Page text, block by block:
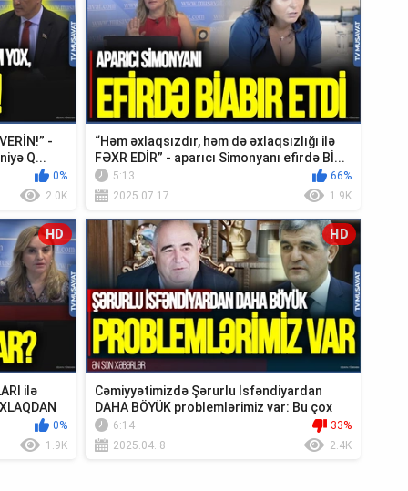
-
Q...
0%
2.0K
“Həm əxlaqsızdır, həm də əxlaqsızlığı ilə
FƏXR EDİR” - aparıcı Simonyanı efirdə Bİ...
5:13
66%
2025.07.17
1.9K
HD
ilə
0%
1.9K
HD
Cəmiyyətimizdə Şərurlu İsfəndiyardan
DAHA BÖYÜK problemlərimiz var: Bu çox
FACİƏVİ...
6:14
33%
2025.04. 8
2.4K